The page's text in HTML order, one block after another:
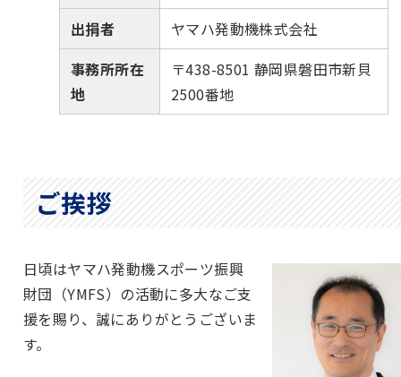
出捐者
ヤマハ発動機株式会社
事務所所在
地
〒438-8501 静岡県磐田市新貝
2500番地
ご挨拶
日頃はヤマハ発動機スポーツ振興
財団（YMFS）の活動に多大なご支
援を賜り、誠にありがとうございま
す。